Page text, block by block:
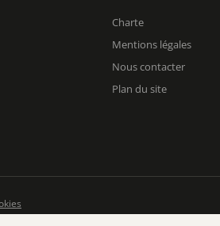
Charte
Mentions légales
Nous contacter
Plan du site